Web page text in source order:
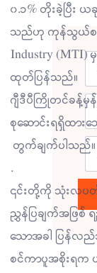
၀.၁% တိုးခဲ့ပြီး
သည်ဟု ကုန်သွယ်စက်မှု
Industry
ထုတ်ပြန်သည်။
ဂျီဒီပီကြိုတင်ခန့်
စုဆောင်းရရှိထား
တွက်ချက်ပါသည်။
.
၎င်းတို့ကို သုံးလပတ်
ညွှန်ပြချက်အဖြစ်
သောအခါ ပြန်လ
စင်ကာပူအစိုးရက